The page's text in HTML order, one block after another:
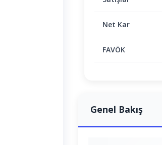
Net Kar
FAVÖK
Genel Bakış